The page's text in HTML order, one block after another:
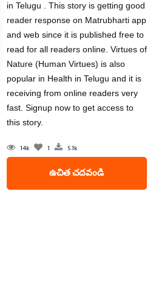
in Telugu . This story is getting good
reader response on Matrubharti app
and web since it is published free to
read for all readers online. Virtues of
Nature (Human Virtues) is also
popular in Health in Telugu and it is
receiving from online readers very
fast. Signup now to get access to
this story.
14k 1 5.1k
ఉచిత చదవండి